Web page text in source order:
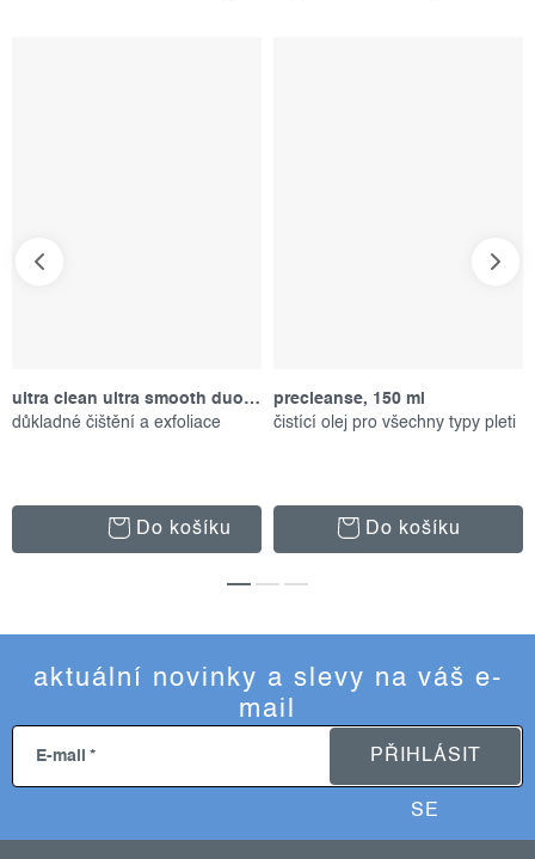
ultra clean ultra smooth duo, set produktů
důkladné čištění a exfoliace
Do košíku
precleanse, 150 ml
čistící olej pro všechny typy pleti
Do košíku
aktuální novinky a slevy na váš e-
mail
E-mail PŘIHLÁSIT
SE